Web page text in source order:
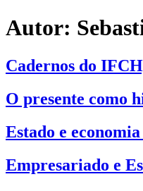
Autor:
Cadernos do
O presente como
Estado e
Empresariado e